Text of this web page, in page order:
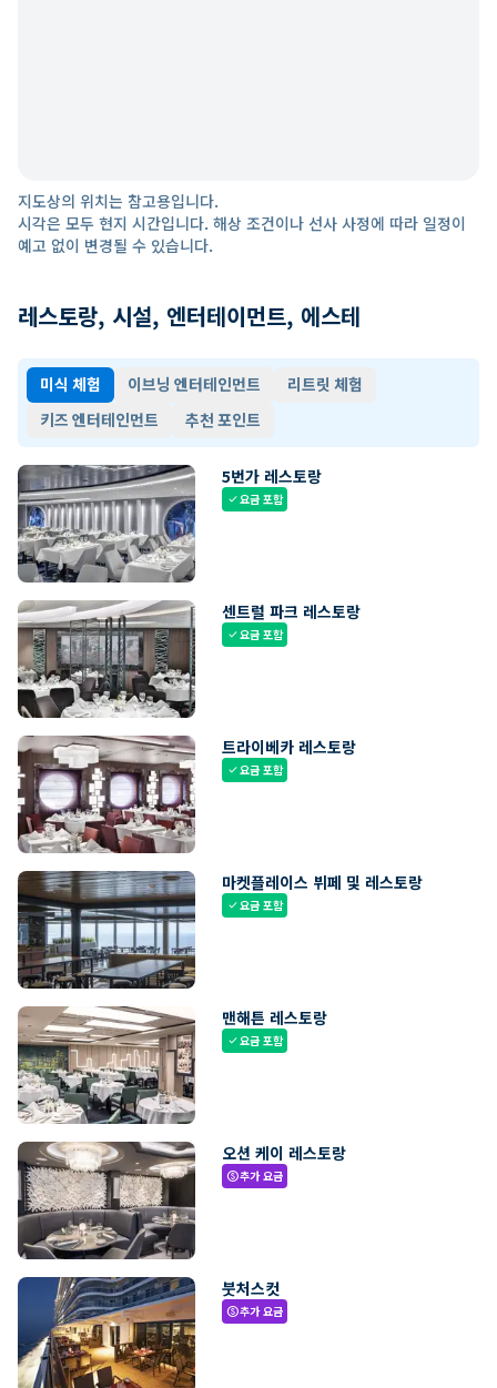
지도상의 위치는 참고용입니다.
시각은 모두 현지 시간입니다. 해상 조건이나 선사 사정에 따라 일정이
예고 없이 변경될 수 있습니다.
레스토랑, 시설, 엔터테이먼트, 에스테
미식 체험 이브닝 엔터테인먼트
리트릿 체험
키즈 엔터테인먼트
추천 포인트
5번가 레스토랑
check요금 포함
센트럴 파크 레스토랑
check요금 포함
트라이베카 레스토랑
check요금 포함
마켓플레이스 뷔페 및 레스토랑
check요금 포함
맨해튼 레스토랑
check요금 포함
오션 케이 레스토랑
paid추가 요금
붓처스컷
paid추가 요금